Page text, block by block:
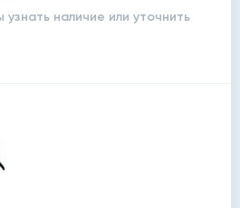
наличие или уточнить